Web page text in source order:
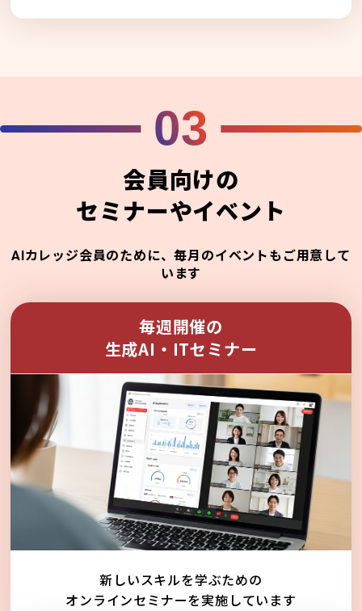
03
会員向けの
セミナーやイベント
AIカレッジ会員のために、毎月のイベントもご用意して
います
毎週開催の
生成AI・ITセミナー
新しいスキルを学ぶための
オンラインセミナーを実施しています